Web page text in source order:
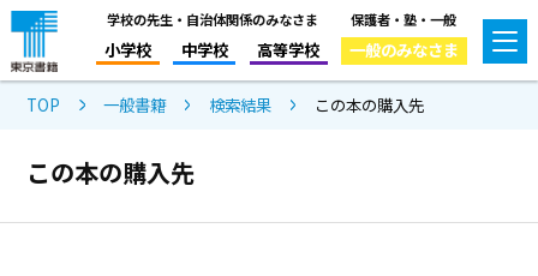
学校の先生・自治体関係のみなさま
小学校 中学校 高等学校
保護者・塾・一般
一般のみなさま
TOP 一般書籍 検索結果 この本の購入先
この本の購入先